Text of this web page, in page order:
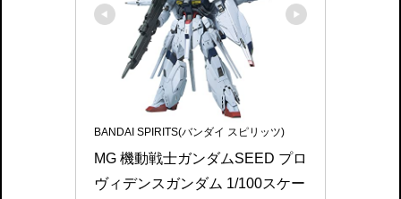
BANDAI SPIRITS(バンダイ スピリッツ)
MG 機動戦士ガンダムSEED プロ
ヴィデンスガンダム 1/100スケー